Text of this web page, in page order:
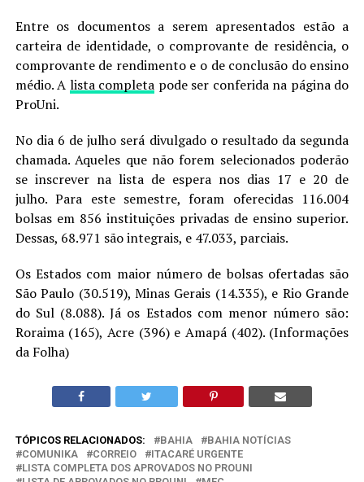
Entre os documentos a serem apresentados estão a
carteira de identidade, o comprovante de residência, o
comprovante de rendimento e o de conclusão do ensino
médio. A lista completa pode ser conferida na página do
ProUni.
No dia 6 de julho será divulgado o resultado da segunda
chamada. Aqueles que não forem selecionados poderão
se inscrever na lista de espera nos dias 17 e 20 de
julho. Para este semestre, foram oferecidas 116.004
bolsas em 856 instituições privadas de ensino superior.
Dessas, 68.971 são integrais, e 47.033, parciais.
Os Estados com maior número de bolsas ofertadas são
São Paulo (30.519), Minas Gerais (14.335), e Rio Grande
do Sul (8.088). Já os Estados com menor número são:
Roraima (165), Acre (396) e Amapá (402). (Informações
da Folha)
TÓPICOS RELACIONADOS: BAHIA
BAHIA NOTÍCIAS
COMUNIKA
CORREIO
ITACARÉ URGENTE
LISTA COMPLETA DOS APROVADOS NO PROUNI